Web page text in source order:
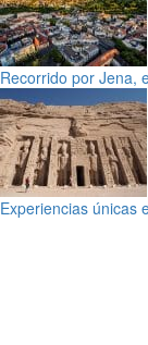
Recorrido por Jena,
Experiencias únicas